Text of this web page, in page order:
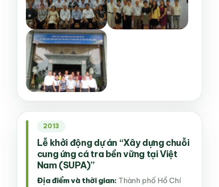
2013
Lễ khởi động dự án “Xây dựng chuỗi
cung ứng cá tra bền vững tại Việt
Nam (SUPA)”
Địa điểm và thời gian: Thành phố Hồ Chí